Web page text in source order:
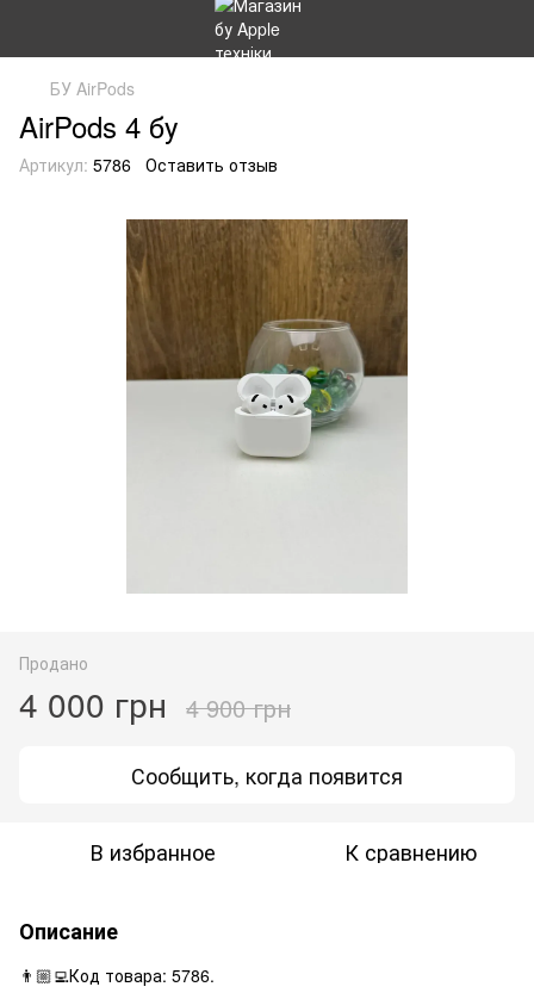
БУ AirPods
AirPods 4 бу
Артикул: 5786 Оставить отзыв
Продано
4 000 грн 4 900 грн
Сообщить, когда появится
В избранное К сравнению
Описание
👨🏼‍💻Код товара: 5786.